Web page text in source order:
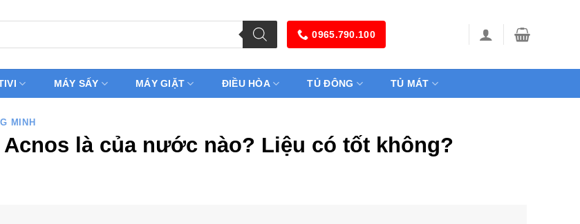
0965.790.100
MÁY SẤY MÁY GIẶT ĐIỀU HÒA TỦ ĐÔNG TỦ MÁT
MINH
Acnos là của nước nào? Liệu có tốt không?